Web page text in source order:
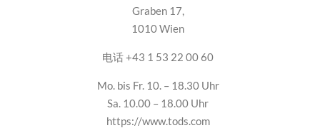
Graben 17,
1010 Wien
电话 +43 1 53 22 00 60
Mo. bis Fr. 10. – 18.30 Uhr
Sa. 10.00 – 18.00 Uhr
https://www.tods.com